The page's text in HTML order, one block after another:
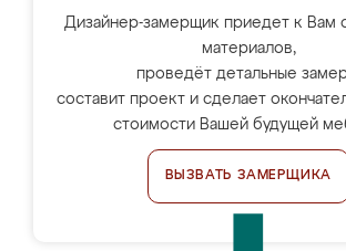
Дизайнер-замерщик приедет к Вам
материалов,
проведёт детальные
составит проект и сделает
стоимости Вашей будущей
ВЫЗВАТЬ ЗАМЕРЩИКА